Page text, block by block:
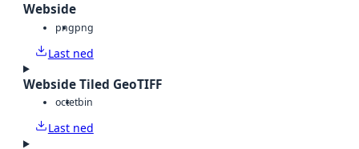
Webside
pngpng
Last ned
Webside Tiled GeoTIFF
octetbin
Last ned